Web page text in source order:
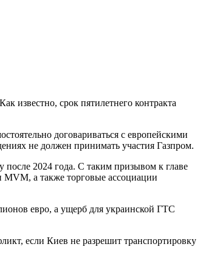
известно, срок пятилетнего контракта
договариваться с европейскими
не должен принимать участия Газпром.
после 2024 года. С таким призывом к главе
MVM, а также торговые ассоциации
евро, а ущерб для украинской ГТС
если Киев не разрешит транспортировку